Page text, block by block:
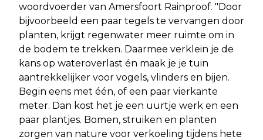
woordvoerder van Amersfoort Rainproof. "Door
bijvoorbeeld een paar tegels te vervangen door
planten, krijgt regenwater meer ruimte om in
de bodem te trekken. Daarmee verklein je de
kans op wateroverlast én maak je je tuin
aantrekkelijker voor vogels, vlinders en bijen.
Begin eens met één, of een paar vierkante
meter. Dan kost het je een uurtje werk en een
paar plantjes. Bomen, struiken en planten
zorgen van nature voor verkoeling tijdens hete